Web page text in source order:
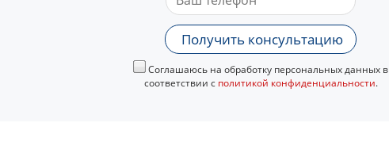
Получить консультацию
Соглашаюсь на обработку персональных данных в
соответствии с политикой конфиденциальности.